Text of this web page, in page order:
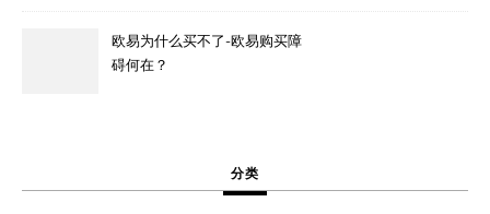
欧易为什么买不了-欧易购买障
碍何在？
分类